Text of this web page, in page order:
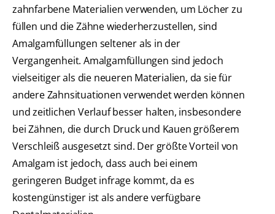
zahnfarbene Materialien verwenden, um Löcher zu
füllen und die Zähne wiederherzustellen, sind
Amalgamfüllungen seltener als in der
Vergangenheit. Amalgamfüllungen sind jedoch
vielseitiger als die neueren Materialien, da sie für
andere Zahnsituationen verwendet werden können
und zeitlichen Verlauf besser halten, insbesondere
bei Zähnen, die durch Druck und Kauen größerem
Verschleiß ausgesetzt sind. Der größte Vorteil von
Amalgam ist jedoch, dass auch bei einem
geringeren Budget infrage kommt, da es
kostengünstiger ist als andere verfügbare